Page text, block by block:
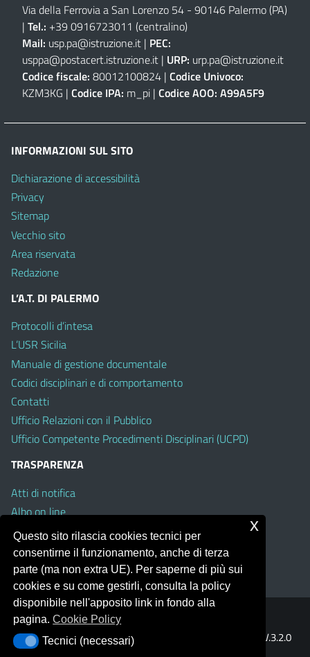
Via della Ferrovia a San Lorenzo 54 - 90146 Palermo (PA)
| Tel.: +39 0916723011 (centralino)
Mail: usp.pa@istruzione.it | PEC:
usppa@postacert.istruzione.it | URP: urp.pa@istruzione.it
Codice fiscale: 80012100824 | Codice Univoco:
KZM3KG | Codice IPA: m_pi | Codice AOO: A99A5F9
INFORMAZIONI SUL SITO
Dichiarazione di accessibilità
Privacy
Sitemap
Vecchio sito
Area riservata
Redazione
L’A.T. DI PALERMO
Protocolli d’intesa
L’USR Sicilia
Manuale di gestione documentale
Codici disciplinari e di comportamento
Contatti
Ufficio Relazioni con il Pubblico
Ufficio Competente Procedimenti Disciplinari (UCPD)
TRASPARENZA
Atti di notifica
Albo on line
Amministrazione Trasparente
Obiettivi di Accessibilità
Whistleblowing
Portale realizzato con la piattaforma
Template Italia configurato sul tema accessibile
V.3.2.0
(Mizar)
Questo sito rilascia cookies tecnici per
consentirne il funzionamento, anche di terza
parte (ma non extra UE). Per saperne di più sui
cookies e su come gestirli, consulta la policy
disponibile nell'apposito link in fondo alla
pagina.Cookie Policy
Tecnici (necessari)
Tecnici (necessari)
x